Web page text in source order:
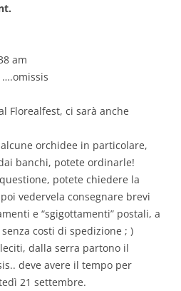
am
Florealfest, ci sarà anche
orchidee in particolare,
banchi, potete ordinarle!
potete chiedere la
vedervela consegnare brevi
e “sgigottamenti” postali, a
costi di spedizione ; )
dalla serra partono il
deve avere il tempo per
21 settembre.